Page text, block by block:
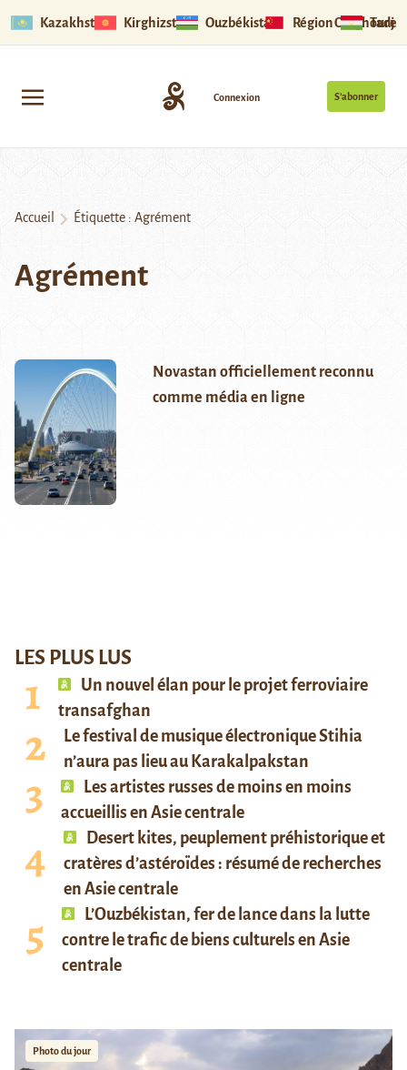
Kazakhstan Kirghizstan Ouzbékistan Région Ouïghoure
S’abonner
Connexion
Accueil Étiquette : Agrément
Agrément
Novastan officiellement reconnu
comme média en ligne
LES PLUS LUS
Un nouvel élan pour le projet ferroviaire
transafghan
Le festival de musique électronique Stihia
n’aura pas lieu au Karakalpakstan
Les artistes russes de moins en moins
accueillis en Asie centrale
Desert kites, peuplement préhistorique et
cratères d’astéroïdes : résumé de recherches
en Asie centrale
L’Ouzbékistan, fer de lance dans la lutte
contre le trafic de biens culturels en Asie
centrale
Photo du jour